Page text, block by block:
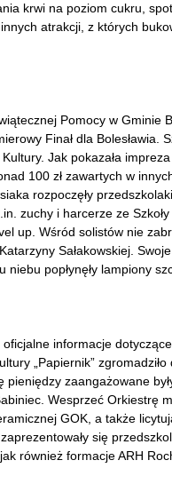
krwi na poziom cukru,
atrakcji, z których
Pomocy w Gminie
Finał dla Bolesławia.
Jak pokazała
100 zł zawartych w
rozpoczęły
zuchy i harcerze ze
up. Wśród solistów nie
Sałakowskiej.
niebu popłynęły lampiony
oficjalne informacje
„Papiernik”
pieniędzy zaangażowane
Wesprzeć Orkiestrę
GOK, a także
się
również formacje ARH